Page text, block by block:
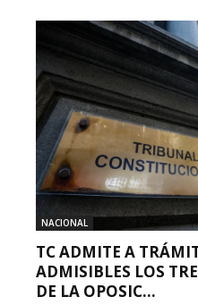
NACIONAL
TC ADMITE A
ADMISIBLES LOS
DE LA OPOSIC...